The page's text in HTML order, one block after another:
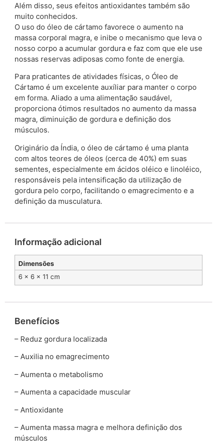
Além disso, seus efeitos antioxidantes também são
muito conhecidos.
O uso do óleo de cártamo favorece o aumento na
massa corporal magra, e inibe o mecanismo que leva o
nosso corpo a acumular gordura e faz com que ele use
nossas reservas adiposas como fonte de energia.
Para praticantes de atividades físicas, o Óleo de
Cártamo é um excelente auxíliar para manter o corpo
em forma. Aliado a uma alimentação saudável,
proporciona ótimos resultados no aumento da massa
magra, diminuição de gordura e definição dos
músculos.
Originário da Índia, o óleo de cártamo é uma planta
com altos teores de óleos (cerca de 40%) em suas
sementes, especialmente em ácidos oléico e linoléico,
responsáveis pela intensificação da utilização de
gordura pelo corpo, facilitando o emagrecimento e a
definição da musculatura.
Informação adicional
Dimensões
6 × 6 × 11 cm
Benefícios
– Reduz gordura localizada
– Auxilia no emagrecimento
– Aumenta o metabolismo
– Aumenta a capacidade muscular
– Antioxidante
– Aumenta massa magra e melhora definição dos
músculos